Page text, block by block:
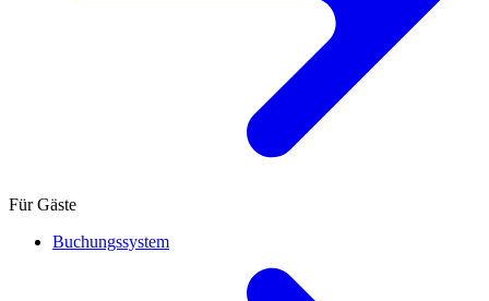
Für Gäste
Buchungssystem